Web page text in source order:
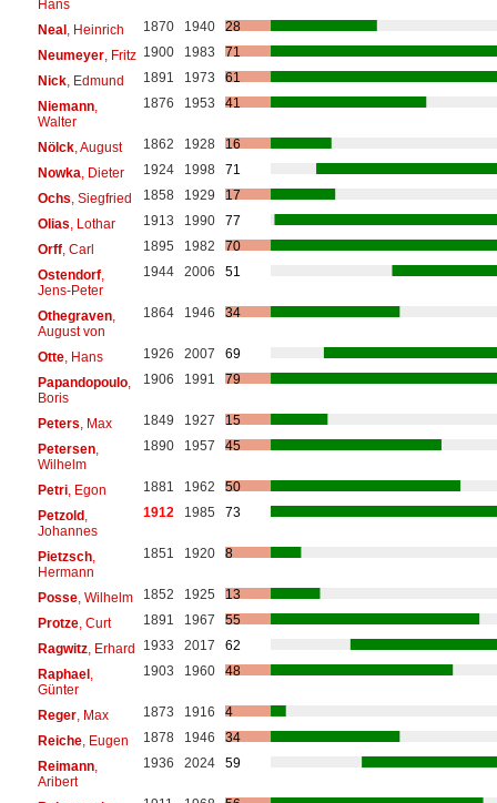
Hans
Neal, Heinrich 1870 1940
28
Neumeyer, Fritz 1900 1983
71
Nick, Edmund 1891 1973
61
Niemann,
Walter
1876 1953 41
Nölck, August 1862 1928
16
Nowka , Dieter 1924 1998
71
Ochs , Siegfried 1858 1929
17
Olias , Lothar 1913 1990
77
Orff, Carl 1895 1982
70
Ostendorf,
Jens-Peter
1944 2006 51
Othegraven,
August von
1864 1946 34
Otte, Hans 1926 2007
69
Papandopoulo,
Boris
1906 1991 79
Peters , Max 1849 1927
15
Petersen,
Wilhelm
1890 1957 45
Petri, Egon 1881 1962
50
Petzold,
Johannes
1912 1985 73
Pietzsch,
Hermann
1851 1920 8
Posse, Wilhelm 1852 1925
13
Protze, Curt 1891 1967
55
Ragwitz, Erhard 1933 2017
62
Raphael,
Günter
1903 1960 48
Reger, Max 1873 1916
4
Reiche, Eugen 1878 1946
34
Reimann,
Aribert
1936 2024 59